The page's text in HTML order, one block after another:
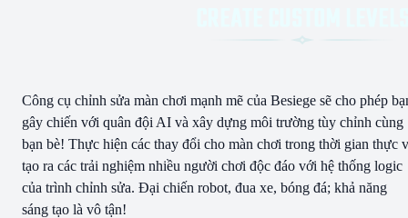
Công cụ chỉnh sửa màn chơi mạnh mẽ của Besiege sẽ cho phép
gây chiến với quân đội AI và xây dựng môi trường tùy chỉnh cùng
bạn bè! Thực hiện các thay đổi cho màn chơi trong thời gian thực
tạo ra các trải nghiệm nhiều người chơi độc đáo với hệ thống logic
của trình chỉnh sửa. Đại chiến robot, đua xe, bóng đá; khả năng
sáng tạo là vô tận!